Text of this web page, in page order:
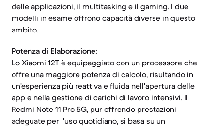
delle applicazioni, il multitasking e il gaming. I due
modelli in esame offrono capacità diverse in questo
ambito.
Potenza di Elaborazione:
Lo Xiaomi 12T è equipaggiato con un processore che
offre una maggiore potenza di calcolo, risultando in
un'esperienza più reattiva e fluida nell'apertura delle
app e nella gestione di carichi di lavoro intensivi. Il
Redmi Note 11 Pro 5G, pur offrendo prestazioni
adeguate per l'uso quotidiano, si basa su un